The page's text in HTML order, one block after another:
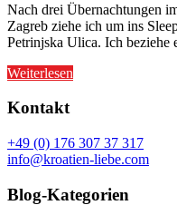
Nach drei Übernachtungen
Zagreb ziehe ich um ins
Petrinjska Ulica. Ich beziehe
Weiterlesen
Kontakt
+49 (0) 176 307 37 317
info@kroatien-liebe.com
Blog-Kategorien